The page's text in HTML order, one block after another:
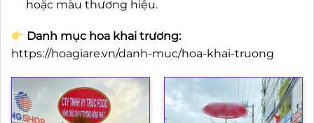
hoặc màu thương hiệu.
Danh mục hoa khai trương:
https://hoagiare.vn/danh-muc/hoa-khai-truong